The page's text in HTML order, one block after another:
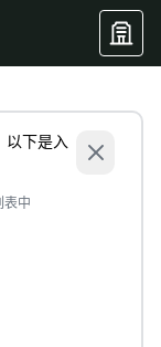
以下是入
表中